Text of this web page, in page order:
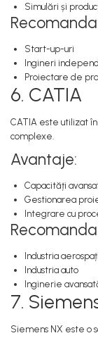
Simulări și
Start-up-uri
Ingineri
Proiectare de
6. CATIA
CATIA este utilizat
complexe.
Avantaje:
Capacități
Gestionarea
Integrare cu
Industria
Industria auto
Inginerie
7.
Siemens NX este o